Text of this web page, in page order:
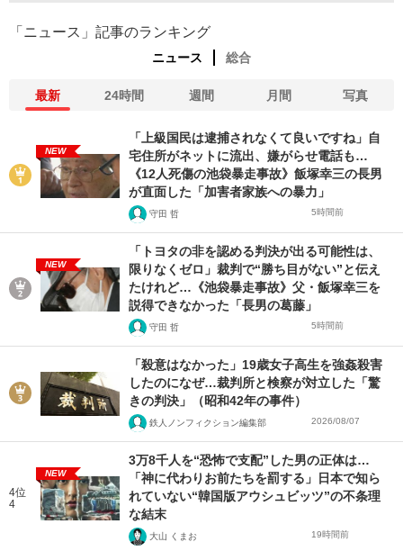
「ニュース」記事のランキング
ニュース 総合
最新 24時間 週間 月間 写真
NEW
「上級国民は逮捕されなくて良いですね」自
宅住所がネットに流出、嫌がらせ電話も…
《12人死傷の池袋暴走事故》飯塚幸三の長男
が直面した「加害者家族への暴力」
守田 哲 5時間前
NEW
「トヨタの非を認める判決が出る可能性は、
限りなくゼロ」裁判で“勝ち目がない”と伝え
たけれど…《池袋暴走事故》父・飯塚幸三を
説得できなかった「長男の葛藤」
守田 哲 5時間前
「殺意はなかった」19歳女子高生を強姦殺害
したのになぜ…裁判所と検察が対立した「驚
きの判決」（昭和42年の事件）
鉄人ノンフィクション編集部 2026/08/07
4位
4
NEW
3万8千人を“恐怖で支配”した男の正体は…
「神に代わりお前たちを罰する」日本で知ら
れていない“韓国版アウシュビッツ”の不条理
な結末
大山 くまお 19時間前